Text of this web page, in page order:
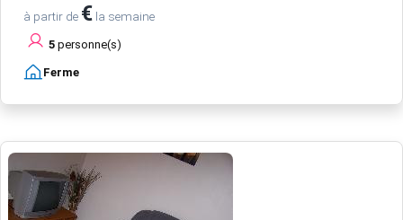
à partir de € la semaine
5 personne(s)
Ferme